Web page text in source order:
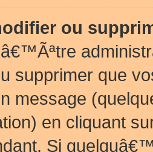
ou
supprimer que
message
en cliquant
Si